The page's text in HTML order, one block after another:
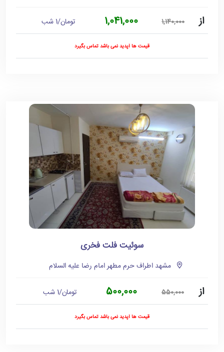
از 1,140,000
1,041,000 تومان/1 شب
قیمت ها آپدید نمی باشد تماس بگیرد
سوئیت فلت فخری
مشهد اطراف حرم مطهر امام رضا علیه السلام
از 550,000
500,000 تومان/1 شب
قیمت ها آپدید نمی باشد تماس بگیرد